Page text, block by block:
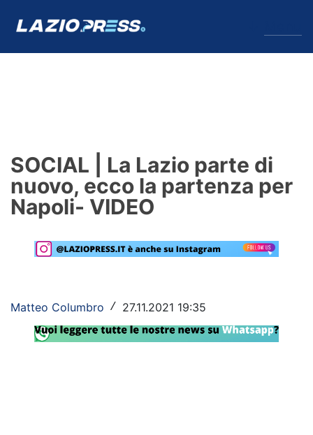
Formello
Infortuni
Primavera
Lazio Women
Rassegna Lazio
SOCIAL | La Lazio parte di
nuovo, ecco la partenza per
Napoli- VIDEO
Matteo Columbro / 27.11.2021 19:35